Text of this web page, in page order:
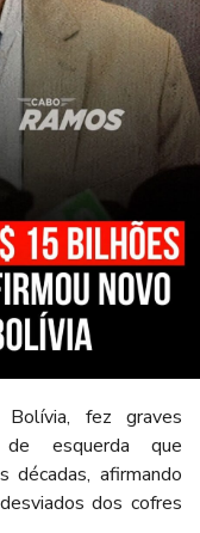
fez graves
esquerda que
décadas, afirmando
dos cofres